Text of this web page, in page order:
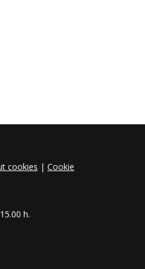
cookies | Cookie
h.